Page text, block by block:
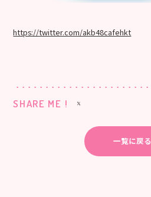
https://twitter.com/akb48cafehkt
SHARE ME !
一覧に戻る